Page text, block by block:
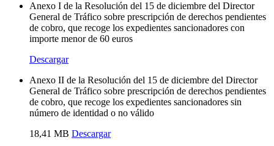
Anexo I de la Resolución del 15 de diciembre del Director
General de Tráfico sobre prescripción de derechos pendientes
de cobro, que recoge los expedientes sancionadores con
importe menor de 60 euros
Descargar
Anexo II de la Resolución del 15 de diciembre del Director
General de Tráfico sobre prescripción de derechos pendientes
de cobro, que recoge los expedientes sancionadores sin
número de identidad o no válido
18,41 MB Descargar